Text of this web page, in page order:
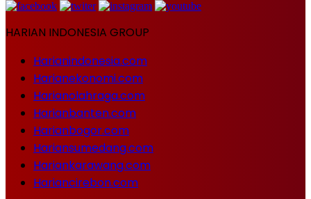
HARIAN INDONESIA GROUP
Harianindonesia.com
Harianekonomi.com
Harianolahraga.com
Harianbanten.com
Harianbogor.com
Hariansumedang.com
Hariankarawang.com
Hariancirebon.com